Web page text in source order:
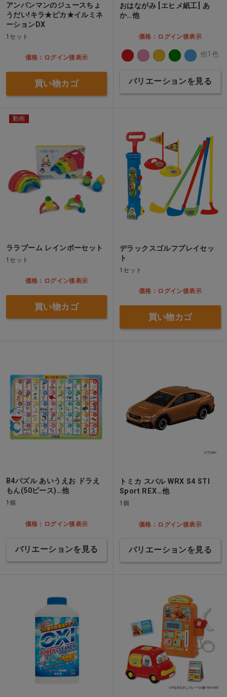
アンパンマンのジュースちょ
うだい!キラ★ピカ★イルミネ
ーションDX
1セット
価格：ログイン後表示
買い物カゴ
おはながみ [エヒメ紙工] あ
か…他
価格：ログイン後表示
他1色
バリエーションを見る
動画
ララブーム レインボーセット
1セット
価格：ログイン後表示
買い物カゴ
デラックスゴルフプレイセッ
ト
1セット
価格：ログイン後表示
買い物カゴ
B4パズル あいうえお ドラえ
もん(50ピース)…他
1個
価格：ログイン後表示
バリエーションを見る
トミカ スバル WRX S4 STI
Sport REX…他
1個
価格：ログイン後表示
バリエーションを見る